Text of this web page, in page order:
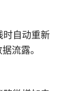
时自动重新
流露。